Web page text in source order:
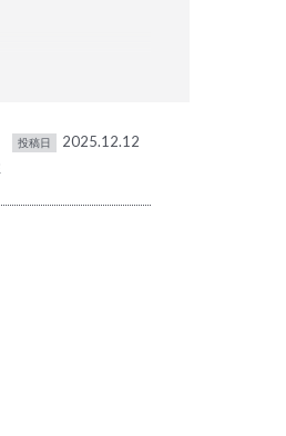
の中でも、車内で
イカーハイツの魅
投稿日 2025.12.12